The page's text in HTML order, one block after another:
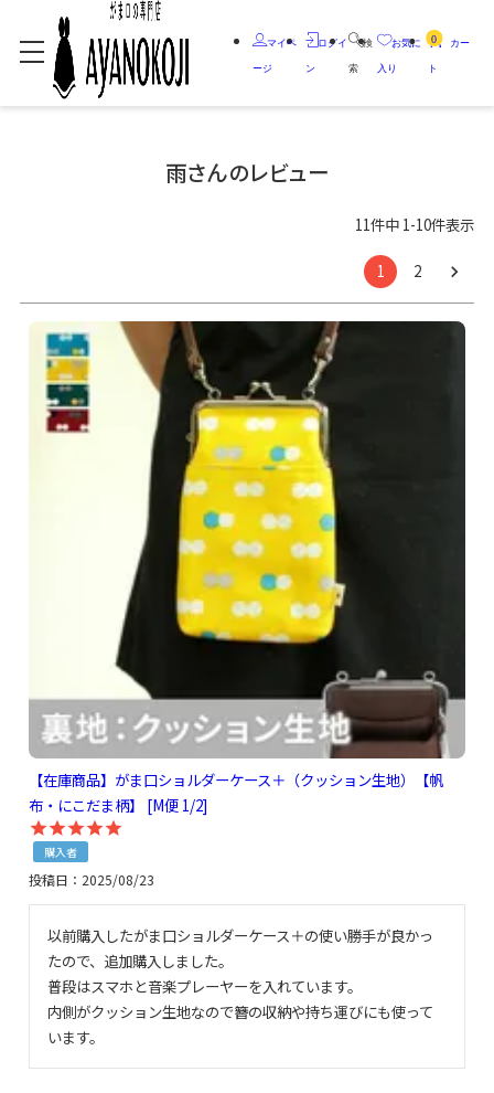
マイペ
ージ
ログイ
ン
検
索
お気に
入り
0 カー
ト
雨さんのレビュー
11件中 1-10件表示
1 2
【在庫商品】がま口ショルダーケース＋（クッション生地）【帆
布・にこだま柄】 [M便 1/2]
購入者
投稿日 2025/08/23
以前購入したがま口ショルダーケース＋の使い勝手が良かっ
たので、追加購入しました。
普段はスマホと音楽プレーヤーを入れています。
内側がクッション生地なので簪の収納や持ち運びにも使って
います。